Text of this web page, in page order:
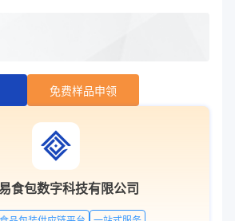
免费样品申领
食包数字科技有限公司